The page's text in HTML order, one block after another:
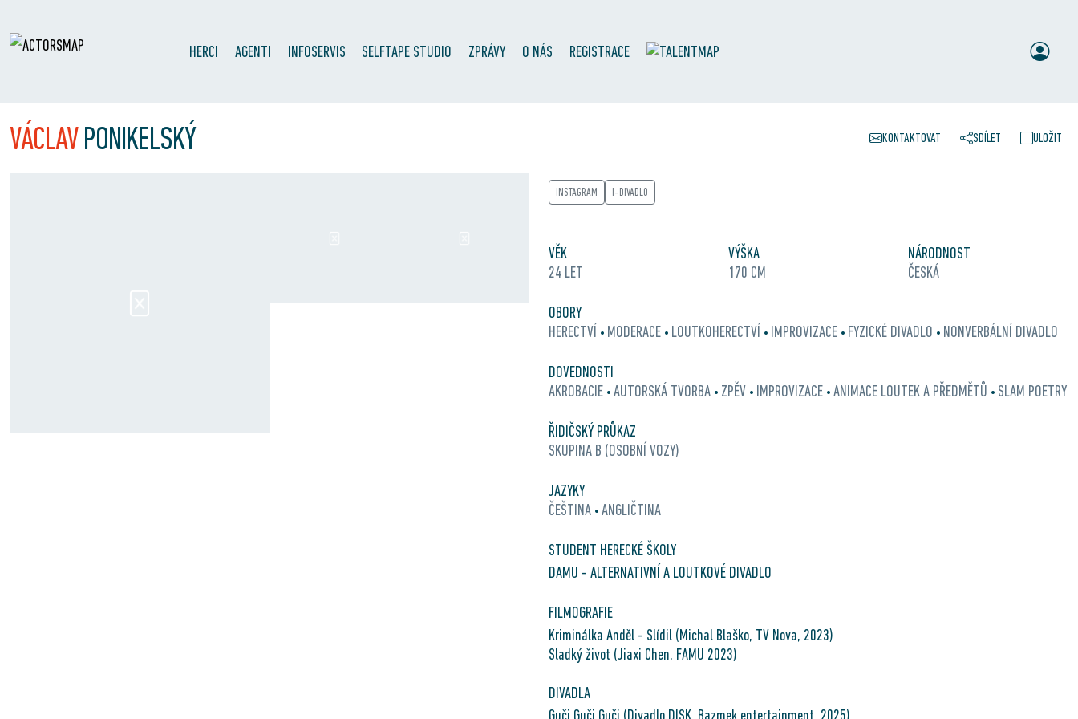
HERCI AGENTI INFOSERVIS SELFTAPE STUDIO ZPRÁVY O NÁS REGISTRACE
VÁCLAVPONIKELSKÝ KONTAKTOVAT SDÍLET ULOŽIT
INSTAGRAM I-DIVADLO
VĚK
24 LET
VÝŠKA
170 CM
NÁRODNOST
ČESKÁ
OBORY
HERECTVÍ • MODERACE • LOUTKOHERECTVÍ • IMPROVIZACE • FYZICKÉ DIVADLO • NONVERBÁLNÍ DIVADLO
DOVEDNOSTI
AKROBACIE • AUTORSKÁ TVORBA • ZPĚV • IMPROVIZACE • ANIMACE LOUTEK A PŘEDMĚTŮ • SLAM POETRY
ŘIDIČSKÝ PRŮKAZ
SKUPINA B (OSOBNÍ VOZY)
JAZYKY
ČEŠTINA • ANGLIČTINA
STUDENT HERECKÉ ŠKOLY
DAMU - ALTERNATIVNÍ A LOUTKOVÉ DIVADLO
FILMOGRAFIE
Kriminálka Anděl - Slídil (Michal Blaško, TV Nova, 2023)
Sladký život (Jiaxi Chen, FAMU 2023)
DIVADLA
Guči Guči Guči (Divadlo DISK, Bazmek entertainment, 2025)